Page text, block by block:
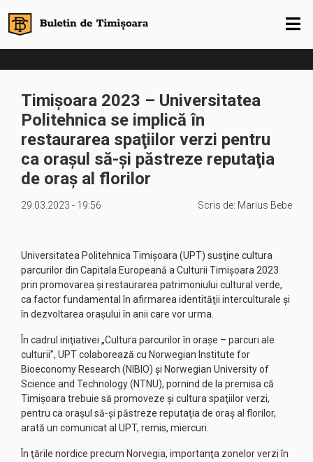
Timișoara 2023 – Universitatea
Politehnica se implică în
restaurarea spaţiilor verzi pentru
ca oraşul să-şi păstreze reputaţia
de oraş al florilor
29.03.2023 - 19:56 Scris de: Marius Bebe
Universitatea Politehnica Timişoara (UPT) susţine cultura
parcurilor din Capitala Europeană a Culturii Timişoara 2023
prin promovarea şi restaurarea patrimoniului cultural verde,
ca factor fundamental în afirmarea identităţii interculturale şi
în dezvoltarea oraşului în anii care vor urma.
În cadrul iniţiativei „Cultura parcurilor în oraşe – parcuri ale
culturii”, UPT colaborează cu Norwegian Institute for
Bioeconomy Research (NIBIO) şi Norwegian University of
Science and Technology (NTNU), pornind de la premisa că
Timişoara trebuie să promoveze şi cultura spaţiilor verzi,
pentru ca oraşul să-şi păstreze reputaţia de oraş al florilor,
arată un comunicat al UPT, remis, miercuri.
În ţările nordice precum Norvegia, importanţa zonelor verzi în